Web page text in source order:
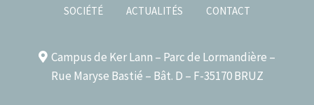
SOCIÉTÉ
ACTUALITÉS CONTACT
Campus de Ker Lann – Parc de Lormandière –
Rue Maryse Bastié – Bât. D – F-35170 BRUZ